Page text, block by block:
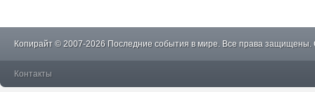
Копирайт © 2007-2026 Последние события в мире. Все права защищены.
Контакты